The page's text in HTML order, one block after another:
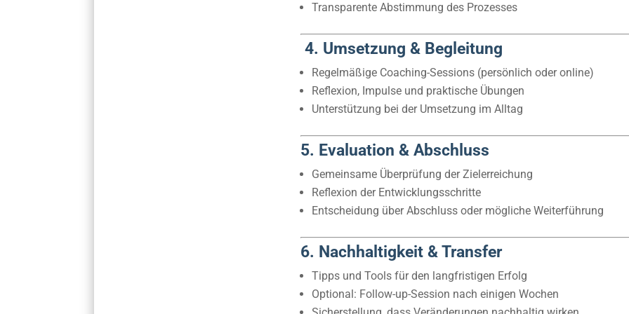
Transparente Abstimmung des Prozesses
4. Umsetzung & Begleitung
Regelmäßige Coaching-Sessions (persönlich oder online)
Reflexion, Impulse und praktische Übungen
Unterstützung bei der Umsetzung im Alltag
5. Evaluation & Abschluss
Gemeinsame Überprüfung der Zielerreichung
Reflexion der Entwicklungsschritte
Entscheidung über Abschluss oder mögliche Weiterführung
6. Nachhaltigkeit & Transfer
Tipps und Tools für den langfristigen Erfolg
Optional: Follow-up-Session nach einigen Wochen